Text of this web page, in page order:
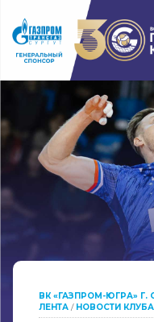
ВК «ГАЗПРОМ-ЮГРА» Г.
ЛЕНТА / НОВОСТИ КЛУБА